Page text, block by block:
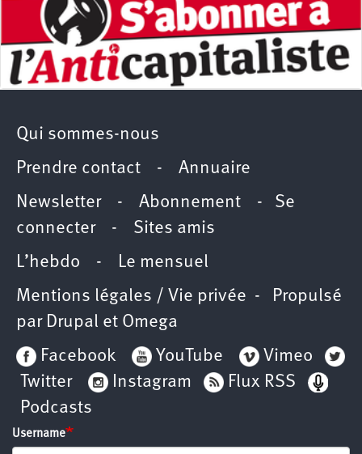
Qui sommes-nous
Prendre contact - Annuaire
Newsletter - Abonnement - Se
connecter- Sites amis
L’hebdo - Le mensuel
Mentions légales / Vie privée - Propulsé
par Drupal et Omega
Facebook
YouTube
Vimeo
Twitter
Instagram
Flux RSS
Podcasts
Username